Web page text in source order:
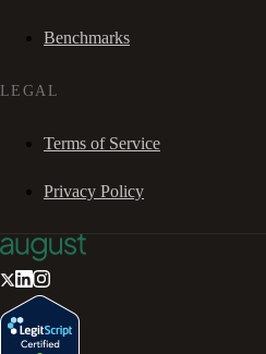
Benchmarks
LEGAL
Terms of Service
Privacy Policy